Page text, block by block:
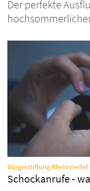
Der perfekte
Bürgerstiftung Rheinviertel
Schockanrufe -